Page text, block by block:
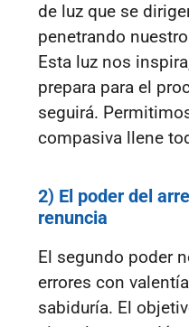
de luz que se
penetrando
Esta luz nos
prepara para el
seguirá.
compasiva llene
2) El poder del
renuncia
El segundo poder
errores con
sabiduría. El